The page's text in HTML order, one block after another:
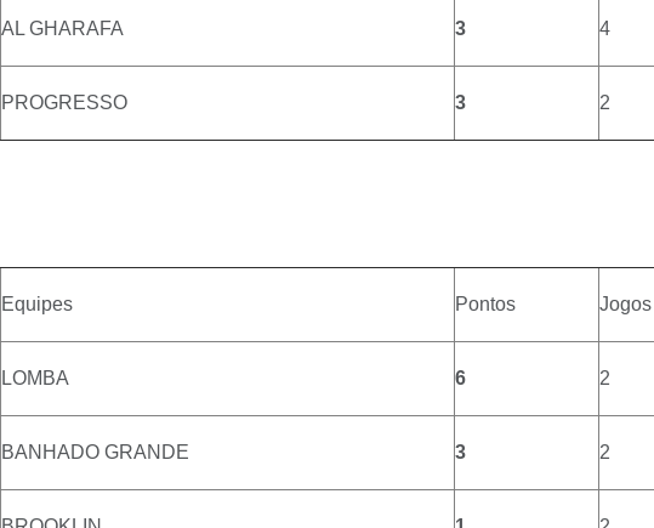
AL GHARAFA 3 4
PROGRESSO 3 2
Equipes Pontos Jogos
LOMBA 6 2
BANHADO GRANDE 3 2